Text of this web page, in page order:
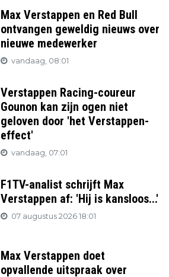
Max Verstappen en Red Bull
ontvangen geweldig nieuws over
nieuwe medewerker
vandaag, 08:01
Verstappen Racing-coureur
Gounon kan zijn ogen niet
geloven door 'het Verstappen-
effect'
vandaag, 07:01
F1TV-analist schrijft Max
Verstappen af: 'Hij is kansloos...'
07 augustus 2026 18:01
Max Verstappen doet
opvallende uitspraak over